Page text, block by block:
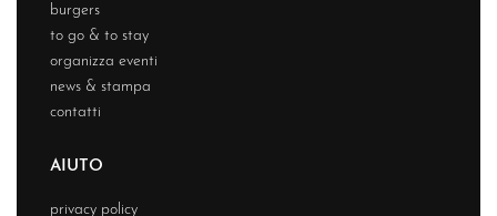
burgers
to go & to stay
organizza eventi
news & stampa
contatti
AIUTO
privacy policy